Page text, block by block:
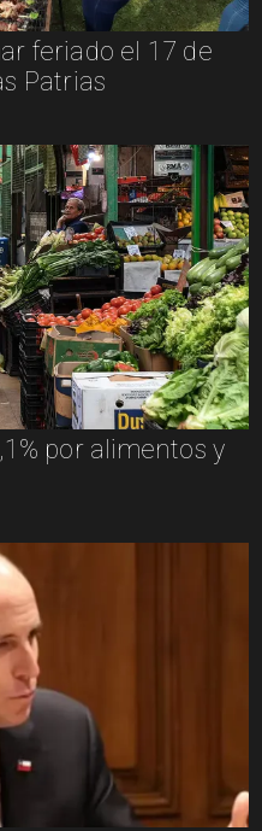
feriado el 17 de
Patrias
por alimentos y